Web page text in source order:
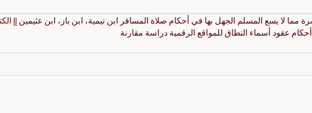
||
أحكام عقود أسماء النطاق للمواقع الرقمية دراسة مقارنة